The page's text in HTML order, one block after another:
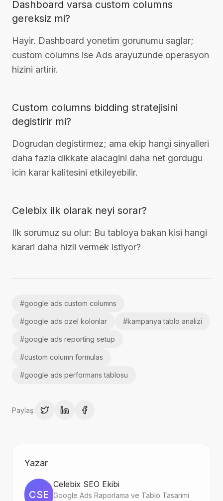
Dashboard varsa custom columns
gereksiz mi?
Hayir. Dashboard yonetim gorunumu saglar;
custom columns ise Ads arayuzunde operasyon
hizini artirir.
Custom columns bidding stratejisini
degistirir mi?
Dogrudan degistirmez; ama ekip hangi sinyalleri
daha fazla dikkate alacagini daha net gordugu
icin karar kalitesini etkileyebilir.
Celebix ilk olarak neyi sorar?
Ilk sorumuz su olur: Bu tabloya bakan kisi hangi
karari daha hizli vermek istiyor?
#google ads custom columns
#google ads ozel kolonlar #kampanya tablo analizi
#google ads reporting setup
#custom column formulas
#google ads performans tablosu
Paylaş:
Yazar
CSE
Celebix SEO Ekibi
Google Ads Raporlama ve Tablo Tasarimi